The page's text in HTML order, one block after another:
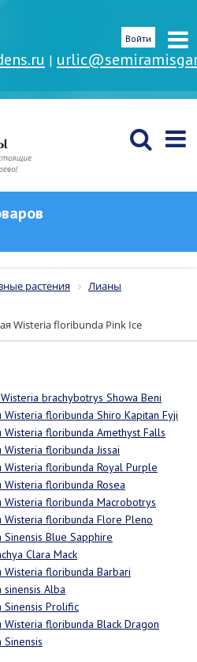
|
Войти
растения
Лианы
Wisteria floribunda Pink Ice
Wisteria brachybotrys Showa Beni
Wisteria floribunda Shiro Kapitan Fyji
Wisteria floribunda Amethyst Falls
Wisteria floribunda Jissai
Wisteria floribunda Royal Purple
Wisteria floribunda Rosea
Wisteria floribunda Macrobotrys
Wisteria floribunda Flore Pleno
Sinensis Blue Sapphire
Clara Mack
Wisteria floribunda Barbari
sinensis Alba
Sinensis Prolific
Wisteria floribunda Black Dragon
Sinensis